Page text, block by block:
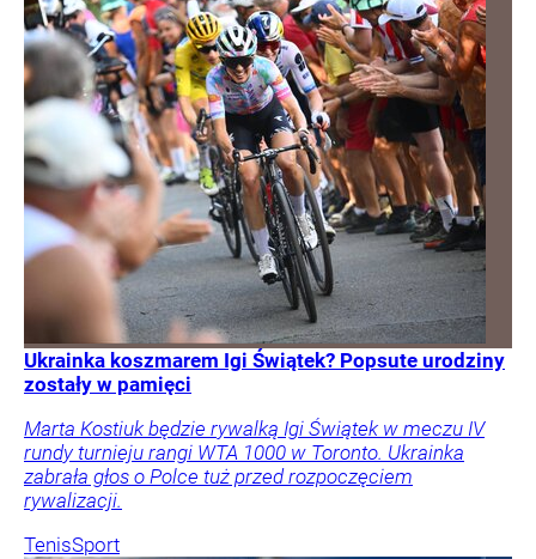
Ukrainka koszmarem Igi Świątek? Popsute urodziny
zostały w pamięci
Marta Kostiuk będzie rywalką Igi Świątek w meczu IV
rundy turnieju rangi WTA 1000 w Toronto. Ukrainka
zabrała głos o Polce tuż przed rozpoczęciem
rywalizacji.
TenisSport